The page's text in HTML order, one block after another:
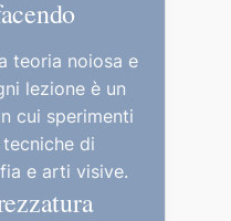
teoria noiosa e
lezione è un
cui sperimenti
di
e arti visive.